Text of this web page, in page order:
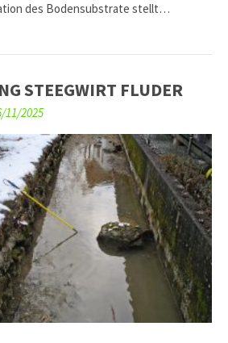
des Bodensubstrate stellt…
STEEGWIRT FLUDER
11/2025